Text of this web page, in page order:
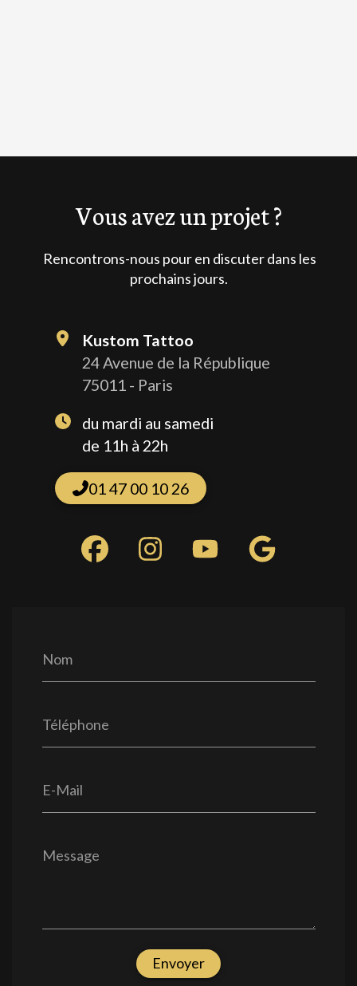
Vous avez un projet ?
Rencontrons-nous pour en discuter dans les
prochains jours.
Nom
Téléphone
E-Mail
Message
Envoyer
Kustom Tattoo
24 Avenue de la République
75011 - Paris
du mardi au samedi
de 11h à 22h
01 47 00 10 26